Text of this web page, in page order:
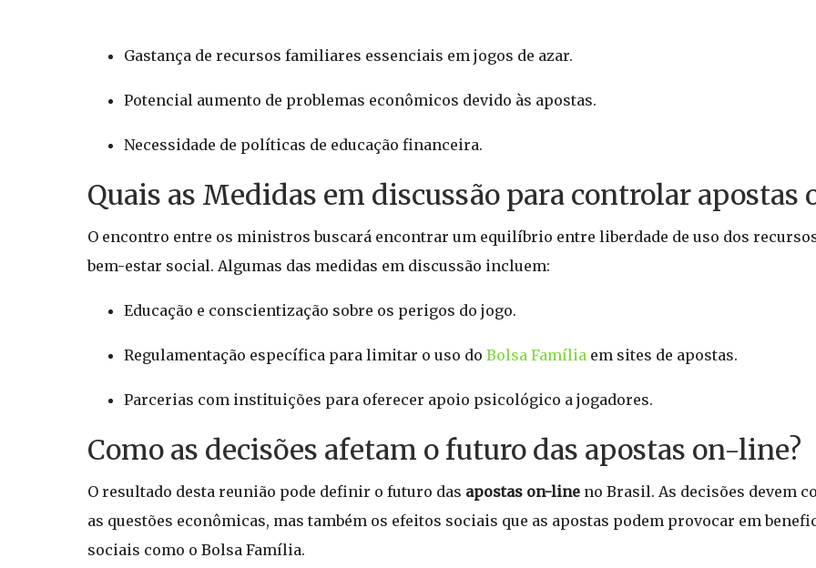
Gastança de recursos familiares essenciais em jogos de azar.
Potencial aumento de problemas econômicos devido às apostas.
Necessidade de políticas de educação financeira.
Quais as Medidas em discussão para controlar apostas
O encontro entre os ministros buscará encontrar um equilíbrio entre liberdade de uso dos
bem-estar social. Algumas das medidas em discussão incluem:
Educação e conscientização sobre os perigos do jogo.
Regulamentação específica para limitar o uso do Bolsa Família em sites de apostas.
Parcerias com instituições para oferecer apoio psicológico a jogadores.
Como as decisões afetam o futuro das apostas on-line?
O resultado desta reunião pode definir o futuro das apostas on-line no Brasil. As decisões devem
as questões econômicas, mas também os efeitos sociais que as apostas podem provocar em
sociais como o Bolsa Família.